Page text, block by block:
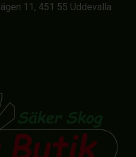
11, 451 55 Uddevalla